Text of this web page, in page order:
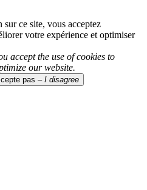
ce site, vous acceptez
votre expérience et optimiser
accept the use of cookies to
our website.
pas – I disagree